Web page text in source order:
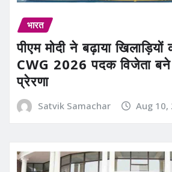
भारत
पीएम मोदी ने बढ़ाया खिलाड़ियों
CWG 2026 पदक विजेता
प्रेरणा
Satvik Samachar Aug 10,